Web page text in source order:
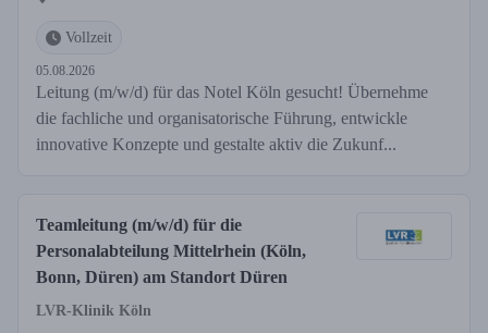
Vollzeit
05.08.2026
Leitung (m/w/d) für das Notel Köln gesucht! Übernehme
die fachliche und organisatorische Führung, entwickle
innovative Konzepte und gestalte aktiv die Zukunf...
Teamleitung (m/w/d) für die
Personalabteilung Mittelrhein (Köln,
Bonn, Düren) am Standort Düren
LVR-Klinik Köln